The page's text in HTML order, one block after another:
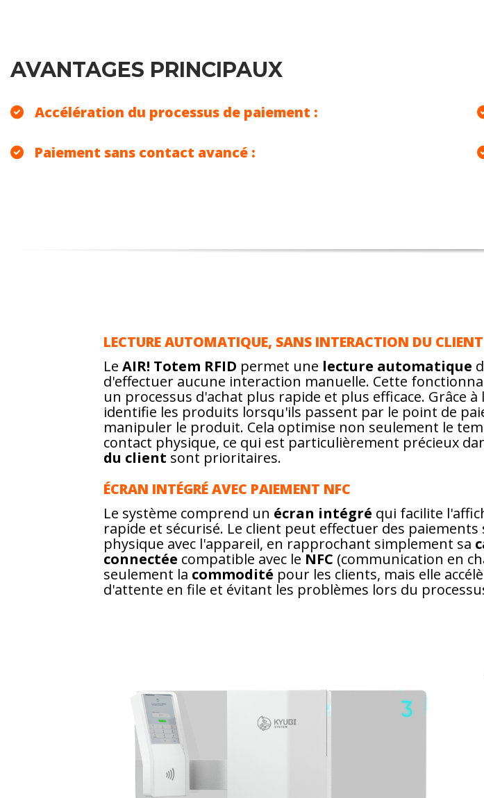
AVANTAGES PRINCIPAUX
Accélération du processus de paiement :
Paiement sans contact avancé :
LECTURE AUTOMATIQUE, SANS INTERACTION DU CLIENT
LeAIR! Totem RFID permet une lecture automatique
d'effectuer aucune interaction manuelle. Cette
un processus d'achat plus rapide et plus efficace. Grâce à
identifie les produits lorsqu'ils passent par le point de
manipuler le produit. Cela optimise non seulement le
contact physique, ce qui est particulièrement précieux
du client sont prioritaires.
ÉCRAN INTÉGRÉ AVEC PAIEMENT NFC
Le système comprend un écran intégré qui facilite
rapide et sécurisé. Le client peut effectuer des
physique avec l'appareil, en rapprochant simplement sa
connectée compatible avec le NFC (communication en
seulement la commodité pour les clients, mais elle
d'attente en file et évitant les problèmes lors du